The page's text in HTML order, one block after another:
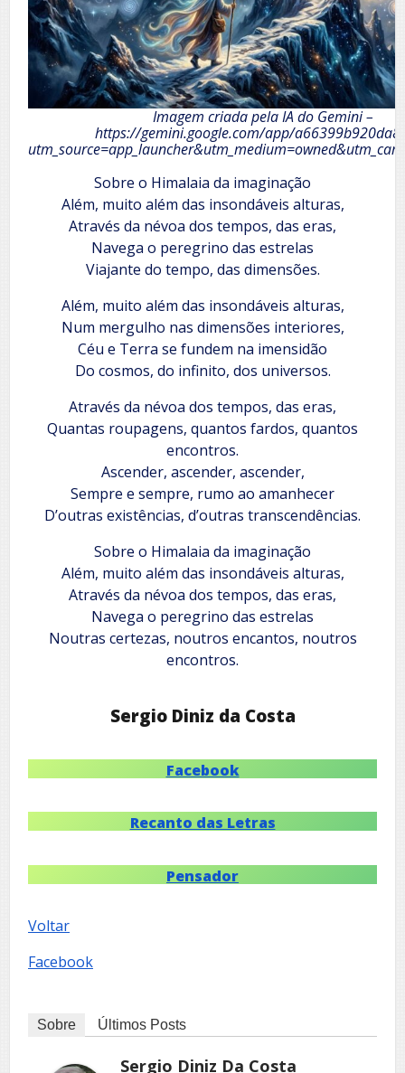
Imagem criada pela IA do Gemini –
https://gemini.google.com/app/
Sobre o Himalaia da imaginação
Além, muito além das insondáveis alturas,
Através da névoa dos tempos, das eras,
Navega o peregrino das estrelas
Viajante do tempo, das dimensões.
Além, muito além das insondáveis alturas,
Num mergulho nas dimensões interiores,
Céu e Terra se fundem na imensidão
Do cosmos, do infinito, dos universos.
Através da névoa dos tempos, das eras,
Quantas roupagens, quantos fardos, quantos
encontros.
Ascender, ascender, ascender,
Sempre e sempre, rumo ao amanhecer
D’outras existências, d’outras transcendências.
Sobre o Himalaia da imaginação
Além, muito além das insondáveis alturas,
Através da névoa dos tempos, das eras,
Navega o peregrino das estrelas
Noutras certezas, noutros encantos, noutros
encontros.
Sergio Diniz da Costa
Facebook
Recanto das Letras
Pensador
Voltar
Facebook
Sobre Últimos Posts
Sergio Diniz Da Costa